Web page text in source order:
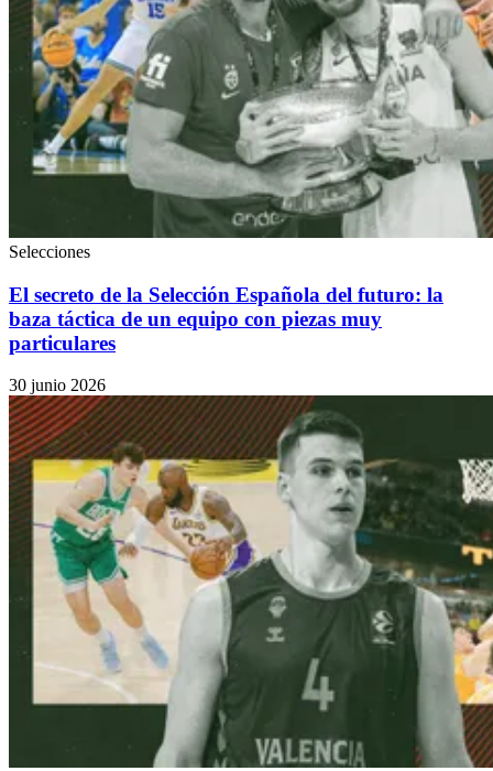
Selecciones
El secreto de la Selección Española del futuro: la
baza táctica de un equipo con piezas muy
particulares
30 junio 2026